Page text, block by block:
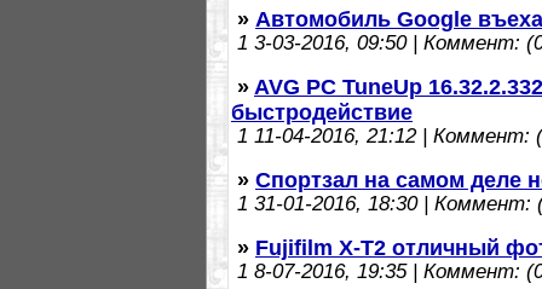
» Автомобиль Google
1 3-03-2016, 09:50 | Коммент:
» AVG PC TuneUp
быстродействие
1 11-04-2016, 21:12 | Коммент:
» Спортзал на самом деле
1 31-01-2016, 18:30 | Коммент:
» Fujifilm X-T2 отличный
1 8-07-2016, 19:35 | Коммент: